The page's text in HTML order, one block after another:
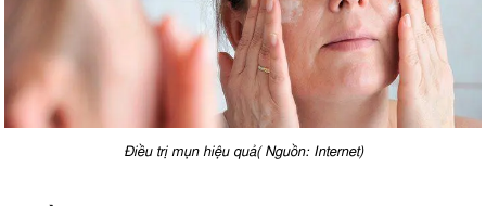
Điều trị mụn hiệu quả( Nguồn: Internet)